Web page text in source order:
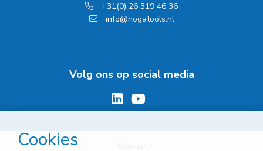
Cookies
+31(0) 26 319 46 36
info@nogatools.nl
Volg ons op social media